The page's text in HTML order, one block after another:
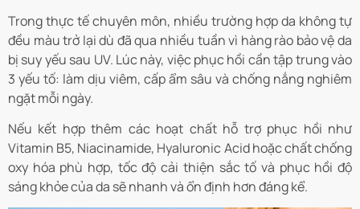
Trong thực tế chuyên môn, nhiều trường hợp da không tự
đều màu trở lại dù đã qua nhiều tuần vì hàng rào bảo vệ da
bị suy yếu sau UV. Lúc này, việc phục hồi cần tập trung vào
3 yếu tố: làm dịu viêm, cấp ẩm sâu và chống nắng nghiêm
ngặt mỗi ngày.
Nếu kết hợp thêm các hoạt chất hỗ trợ phục hồi như
Vitamin B5, Niacinamide, Hyaluronic Acid hoặc chất chống
oxy hóa phù hợp, tốc độ cải thiện sắc tố và phục hồi độ
sáng khỏe của da sẽ nhanh và ổn định hơn đáng kể.